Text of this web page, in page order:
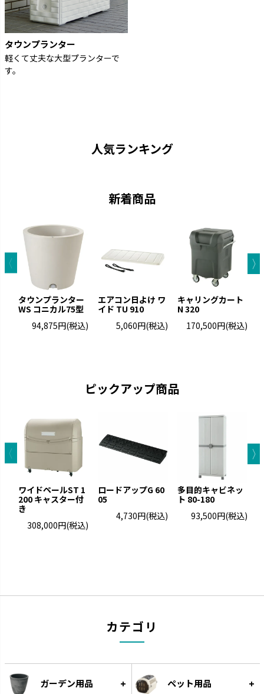
タウンプランター
軽くて丈夫な大型プランターで
す。
人気ランキング
新着商品
タウンプランター
WS コニカル75型
94,875円(税込)
エアコン日よけ ワ
イド TU 910
5,060円(税込)
キャリングカート
N 320
170,500円(税込)
ピックアップ商品
ワイドペールST 1
200 キャスター付
き
308,000円(税込)
ロードアップG 60
05
4,730円(税込)
多目的キャビネッ
ト 80-180
93,500円(税込)
カテゴリ
ガーデン用品 ペット用品